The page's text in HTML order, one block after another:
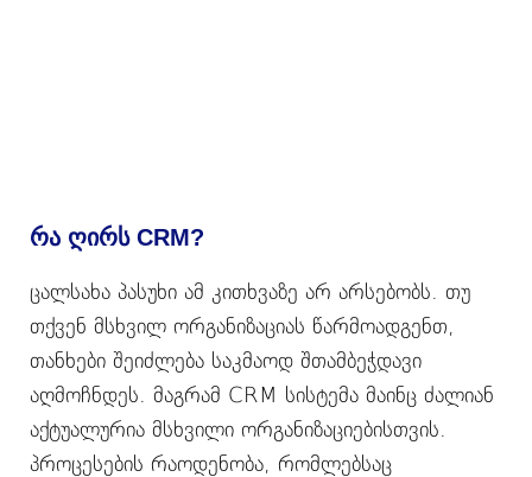
რა ღირს CRM?
ცალსახა პასუხი ამ კითხვაზე არ არსებობს. თუ
თქვენ მსხვილ ორგანიზაციას წარმოადგენთ,
თანხები შეიძლება საკმაოდ შთამბეჭდავი
აღმოჩნდეს. მაგრამ CRM სისტემა მაინც ძალიან
აქტუალურია მსხვილი ორგანიზაციებისთვის.
პროცესების რაოდენობა, რომლებსაც